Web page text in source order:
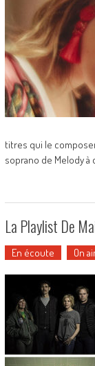
titres qui le
soprano de Melody
La Playlist De
En écoute On